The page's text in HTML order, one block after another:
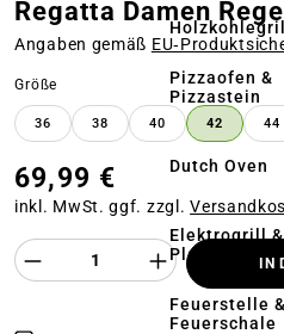
Pizzaofen &
Pizzastein
Dutch Oven
Elektrogrill &
Plancha
Feuerstelle &
Feuerschale
Regatta Damen
Angaben gemäß
Größe
36 38 40 42 44
69,99 €
inkl. MwSt. ggf. zzgl.
Produkt Anzahl des IN